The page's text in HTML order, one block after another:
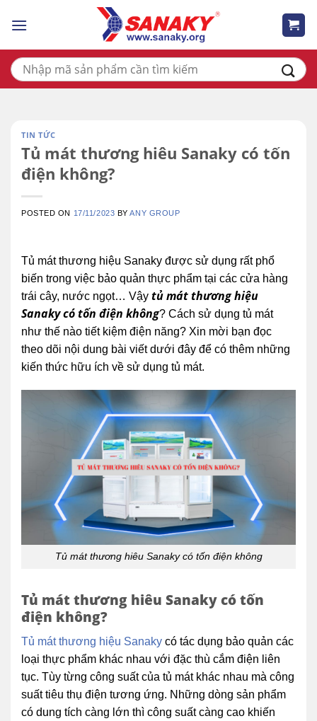
Tìm
kiếm:
TIN TỨC
Tủ mát thương hiêu Sanaky có tốn
điện không?
POSTED ON 17/11/2023 BYANY GROUP
Tủ mát thương hiệu Sanaky được sử dụng rất phổ
biến trong việc bảo quản thực phẩm tại các cửa hàng
trái cây, nước ngọt… Vậy tủ mát thương hiệu
Sanaky có tốn điện không? Cách sử dụng tủ mát
như thế nào tiết kiệm điện năng? Xin mời bạn đọc
theo dõi nội dung bài viết dưới đây để có thêm những
kiến thức hữu ích về sử dụng tủ mát.
Tủ mát thương hiêu Sanaky có tốn điện không
Tủ mát thương hiêu Sanaky có tốn
điện không?
Tủ mát thương hiệu Sanaky có tác dụng bảo quản các
loại thực phẩm khác nhau với đặc thù cắm điện liên
tục. Tùy từng công suất của tủ mát khác nhau mà công
suất tiêu thụ điện tương ứng. Những dòng sản phẩm
có dung tích càng lớn thì công suất càng cao khiến